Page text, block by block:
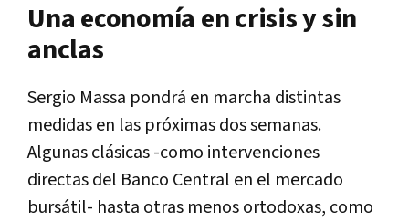
Una economía en crisis y sin
anclas
Sergio Massa pondrá en marcha distintas
medidas en las próximas dos semanas.
Algunas clásicas -como intervenciones
directas del Banco Central en el mercado
bursátil- hasta otras menos ortodoxas, como